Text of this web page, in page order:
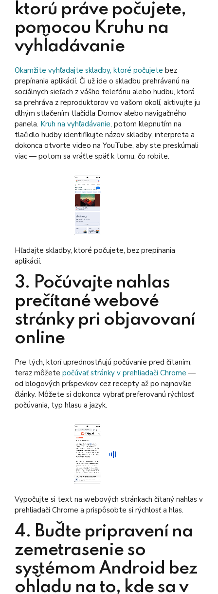
ktorú práve počujete,
pomocou Kruhu na
vyhľadávanie
Okamžite vyhľadajte skladby, ktoré počujete bez
prepínania aplikácií. Či už ide o skladbu prehrávanú na
sociálnych sieťach z vášho telefónu alebo hudbu, ktorá
sa prehráva z reproduktorov vo vašom okolí, aktivujte ju
dlhým stlačením tlačidla Domov alebo navigačného
panela. Kruh na vyhľadávanie, potom klepnutím na
tlačidlo hudby identifikujte názov skladby, interpreta a
dokonca otvorte video na YouTube, aby ste preskúmali
viac — potom sa vráťte späť k tomu, čo robíte.
Hľadajte skladby, ktoré počujete, bez prepínania
aplikácií.
3. Počúvajte nahlas
prečítané webové
stránky pri objavovaní
online
Pre tých, ktorí uprednostňujú počúvanie pred čítaním,
teraz môžete počúvať stránky v prehliadači Chrome —
od blogových príspevkov cez recepty až po najnovšie
články. Môžete si dokonca vybrať preferovanú rýchlosť
počúvania, typ hlasu a jazyk.
Vypočujte si text na webových stránkach čítaný nahlas v
prehliadači Chrome a prispôsobte si rýchlosť a hlas.
4. Buďte pripravení na
zemetrasenie so
systémom Android bez
ohľadu na to, kde sa v